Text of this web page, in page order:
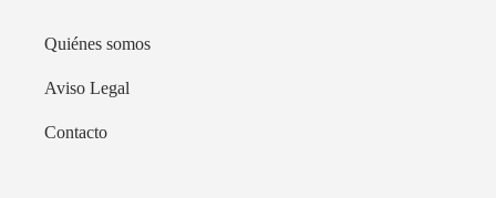
Quiénes somos
Aviso Legal
Contacto